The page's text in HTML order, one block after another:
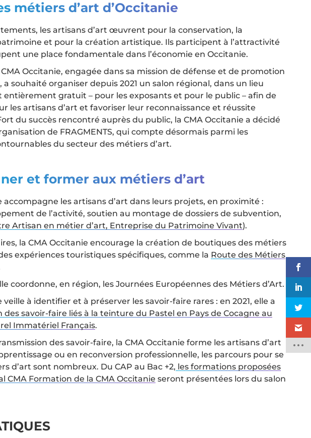
métiers d’art d’Occitanie
les artisans d’art œuvrent pour la conservation, la
et pour la création artistique. Ils participent à l’attractivité
une place fondamentale dans l’économie en Occitanie.
CMA Occitanie, engagée dans sa mission de défense et de promotion
a souhaité organiser depuis 2021 un salon régional, dans un lieu
gratuit – pour les exposants et pour le public – afin de
les artisans d’art et favoriser leur reconnaissance et réussite
du succès rencontré auprès du public, la CMA Occitanie a décidé
de FRAGMENTS, qui compte désormais parmi les
du secteur des métiers d’art.
et former aux métiers d’art
accompagne les artisans d’art dans leurs projets, en proximité :
de l’activité, soutien au montage de dossiers de subvention,
Artisan en métier d’art, Entreprise du Patrimoine Vivant).
la CMA Occitanie encourage la création de boutiques des métiers
expériences touristiques spécifiques, comme la Route des Métiers
coordonne, en région, les Journées Européennes des Métiers d’Art.
veille à identifier et à préserver les savoir-faire rares : en 2021, elle a
des savoir-faire liés à la teinture du Pastel en Pays de Cocagne au
Immatériel Français.
des savoir-faire, la CMA Occitanie forme les artisans d’art
ou en reconversion professionnelle, les parcours pour se
d’art sont nombreux. Du CAP au Bac +2, les formations proposées
CMA Formation de la CMA Occitanie seront présentées lors du salon